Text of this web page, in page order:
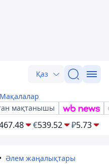
Қаз
Мақалалар
мақтанышы
€539.52 ₽5.73
Әлем жаңалықтары